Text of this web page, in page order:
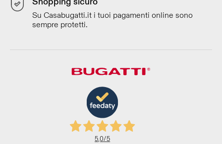
Su Casabugatti.it i tuoi pagamenti online sono
sempre protetti.
5,0/5